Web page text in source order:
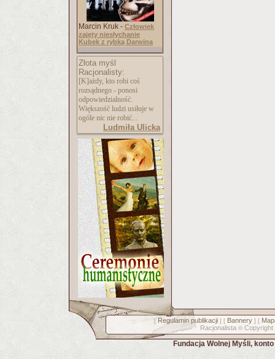
Marcin Kruk - Człowiek
zajęty niesłychanie
Kubek z rybką Darwina
Złota myśl
Racjonalisty:
[K]ażdy, kto robi coś
rozsądnego - ponosi
odpowiedzialność.
Większość ludzi usiłuje w
ogóle nic nie robić...
Ludmiła Ulicka
[ Regulamin publikacji] [ Bannery] [
Racjonalista © Copyright
Fundacja Wolnej Myśli,